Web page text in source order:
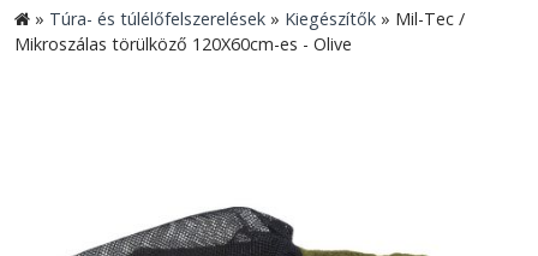
» Túra- és túlélőfelszerelések » Kiegészítők » Mil-Tec /
Mikroszálas törülköző 120X60cm-es - Olive